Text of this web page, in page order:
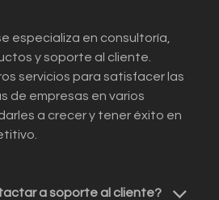
especializa en consultoría,
y soporte al cliente.
servicios para satisfacer las
de empresas en varios
a crecer y tener éxito en
a soporte al cliente?